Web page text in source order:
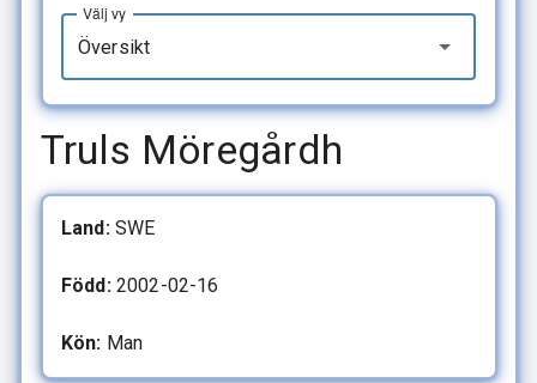
Översikt
Välj vy
Truls Möregårdh
Land:SWE
Född:2002-02-16
Kön: Man